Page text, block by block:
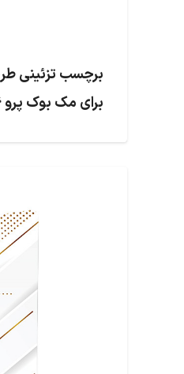
برای مک بوک پرو 16 اینچ 2019